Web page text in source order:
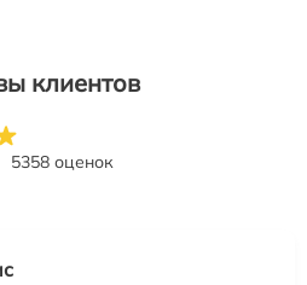
клиентов
5358 оценок